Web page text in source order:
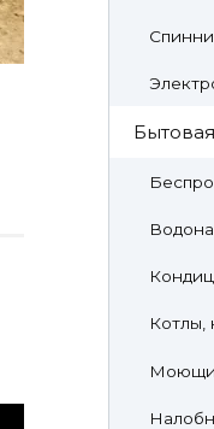
Котлы,